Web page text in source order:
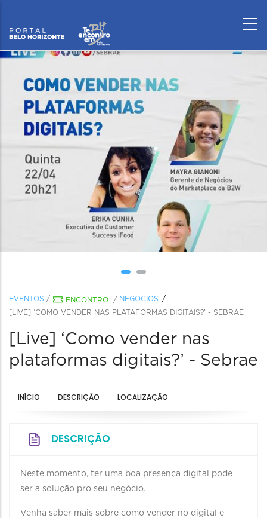
EVENTOS / ENCONTRO / NEGÓCIOS
[LIVE] ‘COMO VENDER NAS PLATAFORMAS DIGITAIS?’ - SEBRAE
[Live] ‘Como vender nas
plataformas digitais?’ - Sebrae
INÍCIO DESCRIÇÃO LOCALIZAÇÃO
DESCRIÇÃO
Neste momento, ter uma boa presença digital pode
ser a solução pro seu negócio.
Venha saber mais sobre como vender no digital e